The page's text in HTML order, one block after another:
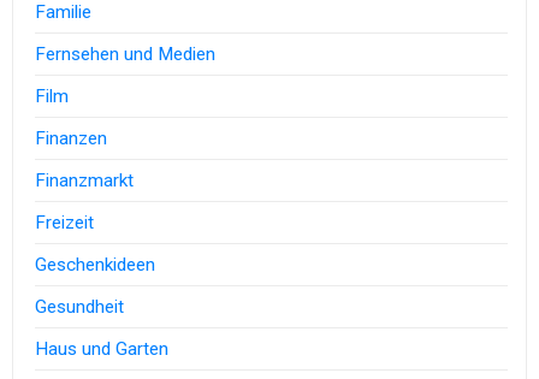
Familie
Fernsehen und Medien
Film
Finanzen
Finanzmarkt
Freizeit
Geschenkideen
Gesundheit
Haus und Garten